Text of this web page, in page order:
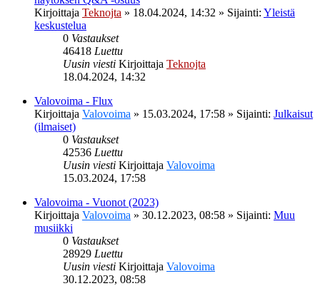
Kirjoittaja Teknojta » 18.04.2024, 14:32 » Sijainti: Yleistä
keskustelua
0 Vastaukset
46418 Luettu
Uusin viesti Kirjoittaja Teknojta
18.04.2024, 14:32
Valovoima - Flux
Kirjoittaja Valovoima » 15.03.2024, 17:58 » Sijainti: Julkaisut
(ilmaiset)
0 Vastaukset
42536 Luettu
Uusin viesti Kirjoittaja Valovoima
15.03.2024, 17:58
Valovoima - Vuonot (2023)
Kirjoittaja Valovoima » 30.12.2023, 08:58 » Sijainti: Muu
musiikki
0 Vastaukset
28929 Luettu
Uusin viesti Kirjoittaja Valovoima
30.12.2023, 08:58